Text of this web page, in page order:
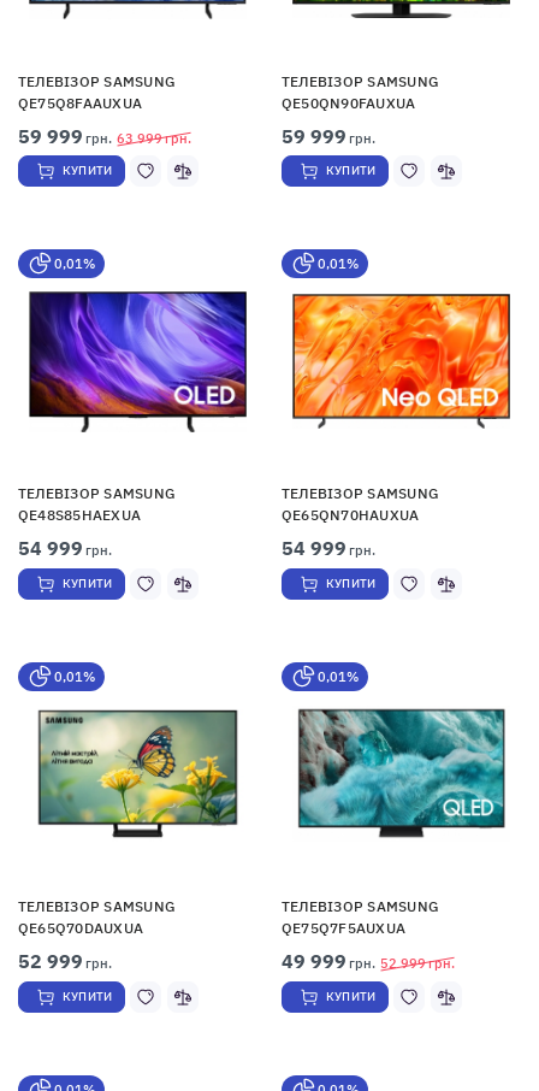
ТЕЛЕВІЗОР SAMSUNG
QE75Q8FAAUXUA
63 999грн.
59 999 грн.
КУПИТИ
ТЕЛЕВІЗОР SAMSUNG
QE50QN90FAUXUA
59 999 грн.
КУПИТИ
0,01%
ТЕЛЕВІЗОР SAMSUNG
QE48S85HAEXUA
54 999 грн.
КУПИТИ
0,01%
ТЕЛЕВІЗОР SAMSUNG
QE65QN70HAUXUA
54 999 грн.
КУПИТИ
0,01%
ТЕЛЕВІЗОР SAMSUNG
QE65Q70DAUXUA
52 999 грн.
КУПИТИ
0,01%
ТЕЛЕВІЗОР SAMSUNG
QE75Q7F5AUXUA
52 999грн.
49 999 грн.
КУПИТИ